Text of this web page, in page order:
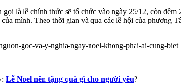
gọi là lễ chính thức sẽ tổ chức vào ngày 25/12, còn
mình. Theo thời gian và qua các lễ hội của phương
Lễ Noel nên tặng quà gì cho người yêu?